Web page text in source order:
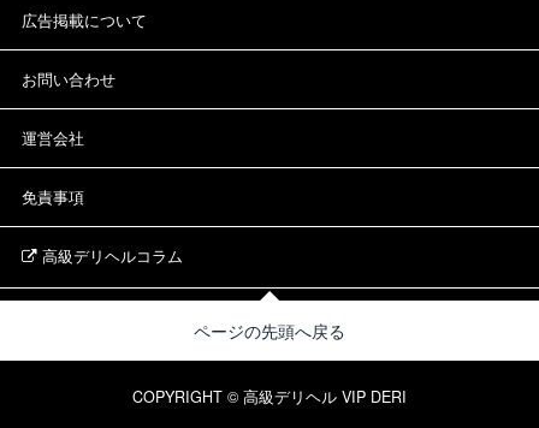
広告掲載について
お問い合わせ
運営会社
免責事項
高級デリヘルコラム
ページの先頭へ戻る
COPYRIGHT © 高級デリヘル VIP DERI